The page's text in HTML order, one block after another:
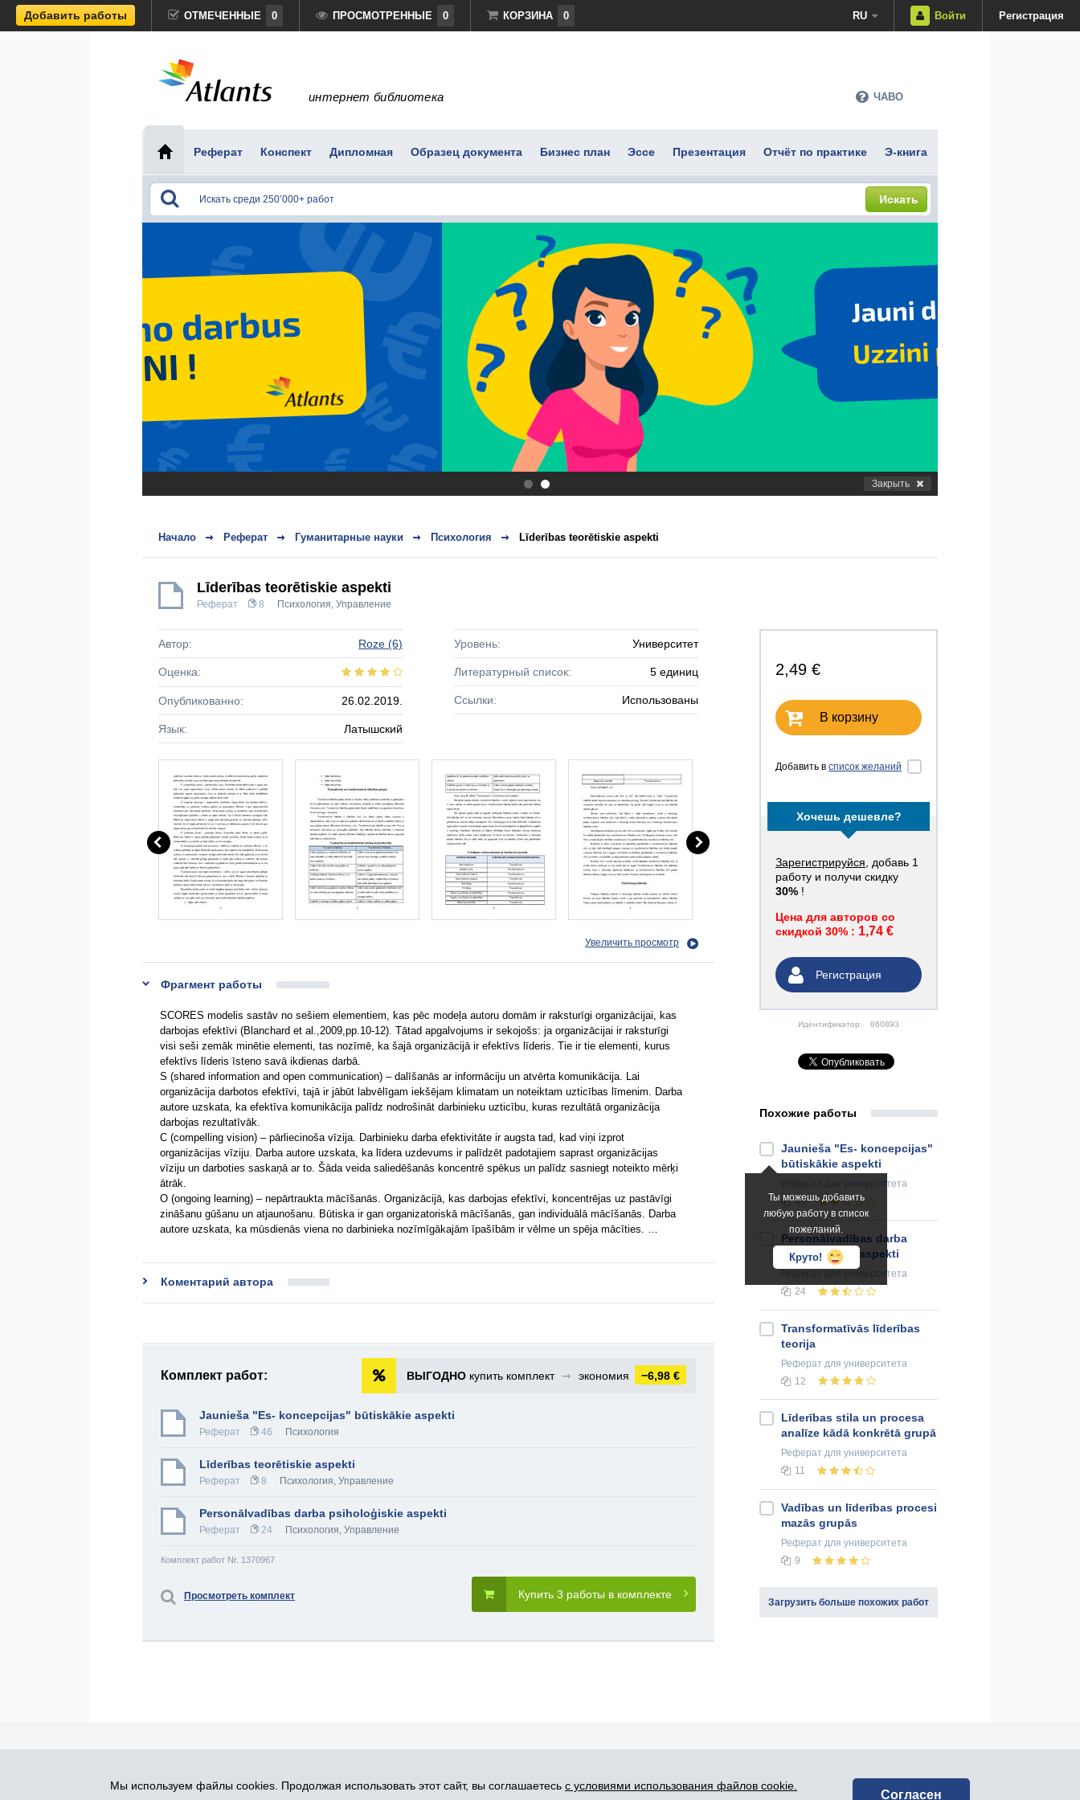
Добавить работы ОТМЕЧЕННЫЕ 0 ПРОСМОТРЕННЫЕ 0 КОРЗИНА 0 RU Войти Регистрация
интернет библиотека ЧАВО
Реферат Конспект Дипломная Образец документа Бизнес план Эссе Презентация Отчёт по практике Э-книга
Искать
. Закрыть
Начало Реферат Гуманитарные науки Психология Līderības teorētiskie aspekti
Līderības teorētiskie aspekti
Реферат 8 Психология, Управление
2,49 €
В корзину
Добавить в список желаний
Хочешь дешевле?
Зарегистрируйся , добавь 1
работу и получи скидку
30% !
Цена для авторов со
скидкой 30% : 1,74 €
Регистрация
Идентификатор: 860893
Автор: Roze (6)
Оценка:
Опубликованно: 26.02.2019.
Язык: Латышский
Уровень: Университет
Литературный список: 5 единиц
Ссылки: Использованы
Увеличить просмотр
Фрагмент работы
SCORES modelis sastāv no sešiem elementiem, kas pēc modeļa autoru domām ir raksturīgi organizācijai, kas
darbojas efektīvi (Blanchard et al.,2009,pp.10-12). Tātad apgalvojums ir sekojošs: ja organizācijai ir raksturīgi
visi seši zemāk minētie elementi, tas nozīmē, ka šajā organizācijā ir efektīvs līderis. Tie ir tie elementi, kurus
efektīvs līderis īsteno savā ikdienas darbā.
S (shared information and open communication) – dalīšanās ar informāciju un atvērta komunikācija. Lai
organizācija darbotos efektīvi, tajā ir jābūt labvēlīgam iekšējam klimatam un noteiktam uzticības līmenim. Darba
autore uzskata, ka efektīva komunikācija palīdz nodrošināt darbinieku uzticību, kuras rezultātā organizācija
darbojas rezultatīvāk.
C (compelling vision) – pārliecinoša vīzija. Darbinieku darba efektivitāte ir augsta tad, kad viņi izprot
organizācijas vīziju. Darba autore uzskata, ka līdera uzdevums ir palīdzēt padotajiem saprast organizācijas
vīziju un darboties saskaņā ar to. Šāda veida saliedēšanās koncentrē spēkus un palīdz sasniegt noteikto mērķi
ātrāk.
O (ongoing learning) – nepārtraukta mācīšanās. Organizācijā, kas darbojas efektīvi, koncentrējas uz pastāvīgi
zināšanu gūšanu un atjaunošanu. Būtiska ir gan organizatoriskā mācīšanās, gan individuālā mācīšanās. Darba
autore uzskata, ka mūsdienās viena no darbinieka nozīmīgākajām īpašībām ir vēlme un spēja mācīties. …
Коментарий автора
Комплект работ: ВЫГОДНО купить комплект ➞ экономия −6,98 €
Jaunieša "Es- koncepcijas" būtiskākie aspekti
Реферат 46 Психология
Līderības teorētiskie aspekti
Реферат 8 Психология, Управление
Personālvadības darba psiholoģiskie aspekti
Реферат 24 Психология, Управление
Комплект работ Nr. 1370967
Купить 3 работы в комплекте
Просмотреть комплект
Похожие работы
Ты можешь добавить
любую работу в список
пожеланий.
Круто!
Jaunieša "Es- koncepcijas"
būtiskākie aspekti
для университета
46
Personālvadības darba
psiholoģiskie aspekti
для университета
24
Transformatīvās līderības
teorija
Реферат для университета
12
Līderības stila un procesa
analīze kādā konkrētā grupā
Реферат для университета
11
Vadības un līderības procesi
mazās grupās
Реферат для университета
9
Загрузить больше похожих работ
Мы используем файлы cookies. Продолжая использовать этот сайт, вы соглашаетесь с условиями использования файлов cookie.
Согласен